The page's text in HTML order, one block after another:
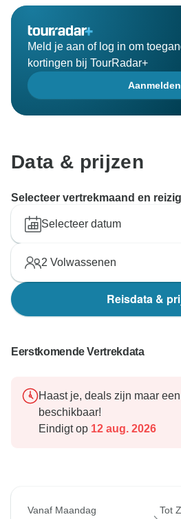
Meld je aan of log in om
kortingen bij TourRadar+
Aanmelden
Data & prijzen
Selecteer vertrekmaand en
Selecteer datum
2 Volwassenen
Reisdata &
Eerstkomende Vertrekdata
Haast je, deals zijn maar
beschikbaar!
Eindigt op 12 aug. 2026
Vanaf Maandag Tot